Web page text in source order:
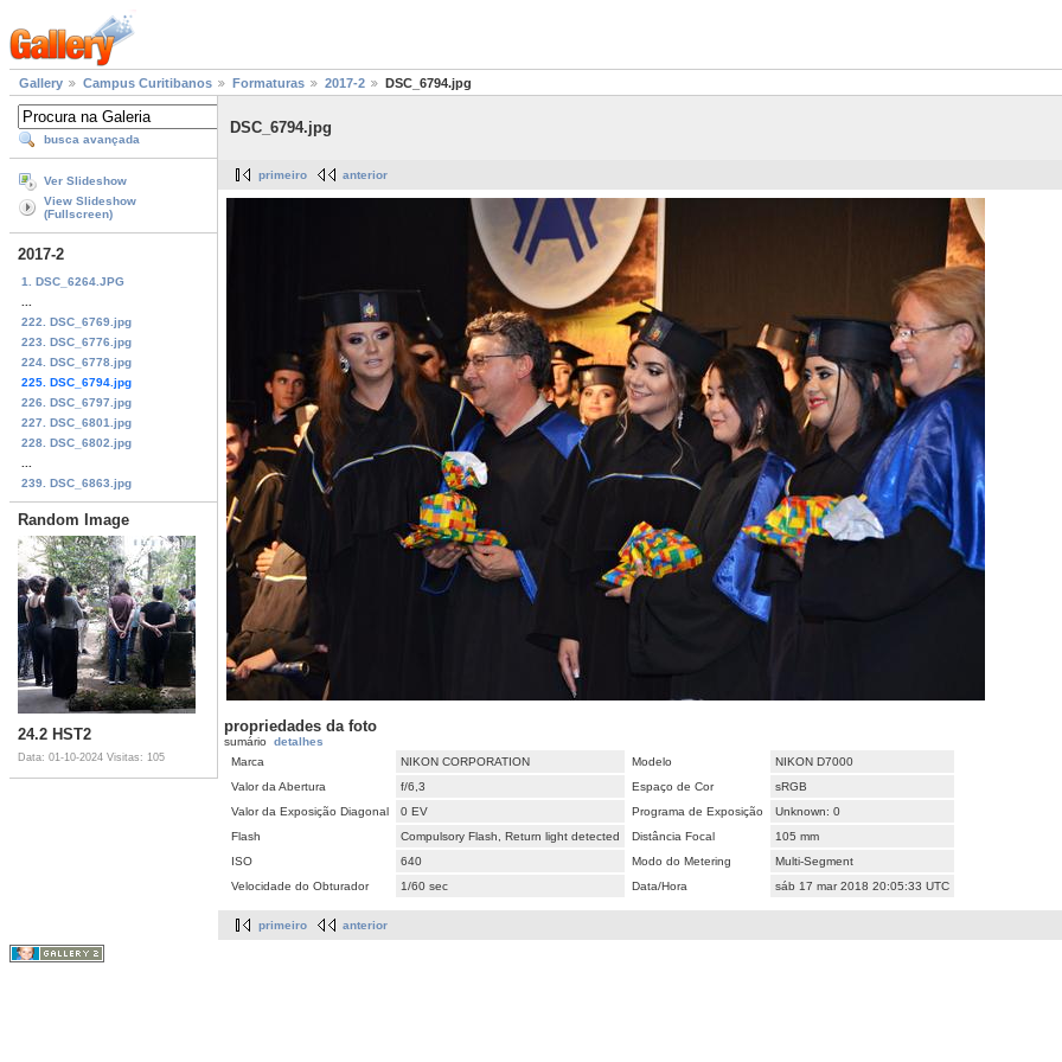
Gallery Campus Curitibanos Formaturas 2017-2 DSC_6794.jpg
busca avançada
Ver Slideshow
View Slideshow
(Fullscreen)
2017-2
1. DSC_6264.JPG
222. DSC_6769.jpg
223. DSC_6776.jpg
224. DSC_6778.jpg
225. DSC_6794.jpg
226. DSC_6797.jpg
227. DSC_6801.jpg
228. DSC_6802.jpg
239. DSC_6863.jpg
Random Image
24.2 HST2
Data: 01-10-2024 Visitas: 105
DSC_6794.jpg
primeiro anterior
propriedades da foto
sumário detalhes
Marca
NIKON CORPORATION Modelo
NIKON D7000
Valor da Abertura
f/6,3 Espaço de Cor
sRGB
Valor da Exposição Diagonal
0 EV Programa de Exposição
Unknown: 0
Flash
Compulsory Flash, Return light detected Distância Focal
105 mm
ISO
640 Modo do Metering
Multi-Segment
Velocidade do Obturador
1/60 sec Data/Hora sáb 17 mar 2018 20:05:33 UTC
primeiro anterior